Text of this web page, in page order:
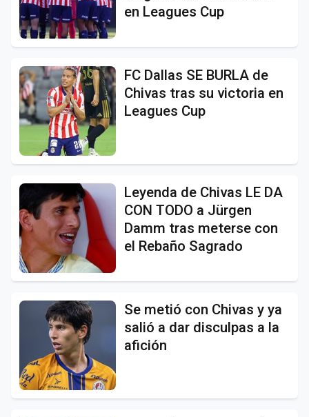
en Leagues Cup
FC Dallas SE BURLA de
Chivas tras su victoria en
Leagues Cup
Leyenda de Chivas LE DA
CON TODO a Jürgen
Damm tras meterse con
el Rebaño Sagrado
Se metió con Chivas y ya
salió a dar disculpas a la
afición